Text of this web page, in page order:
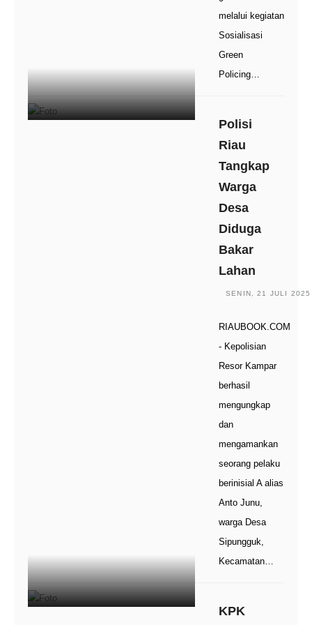
melalui kegiatan
Sosialisasi
Green
Policing…
Polisi
Riau
Tangkap
Warga
Desa
Diduga
Bakar
Lahan
SENIN, 21 JULI
RIAUBOOK.COM
- Kepolisian
Resor Kampar
berhasil
mengungkap
dan
mengamankan
seorang pelaku
berinisial A alias
Anto Junu,
warga Desa
Sipungguk,
Kecamatan…
KPK